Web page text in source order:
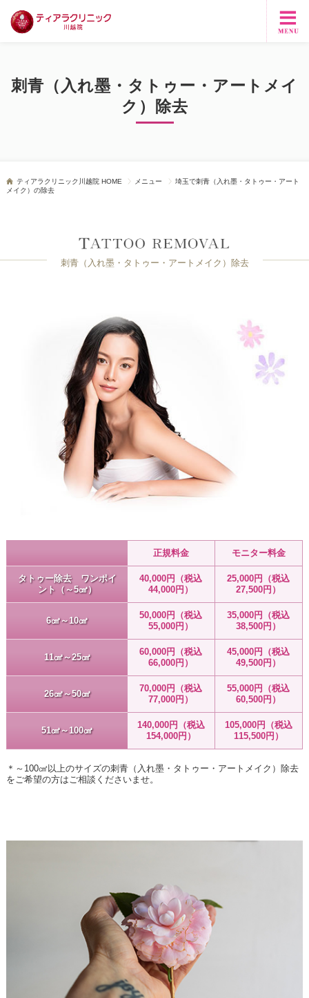
刺青（入れ墨・タトゥー・アートメイ
ク）除去
ティアラクリニック川越院 HOME メニュー
埼玉で刺青（入れ墨・タトゥー・アート
メイク）の除去
刺青（入れ墨・タトゥー・アートメイク）除去
正規料金 モニター料金
タトゥー除去 ワンポイ
ント（～5㎠）
40,000円（税込
44,000円）
25,000円（税込
27,500円）
6㎠～10㎠
50,000円（税込
55,000円）
35,000円（税込
38,500円）
11㎠～25㎠
60,000円（税込
66,000円）
45,000円（税込
49,500円）
26㎠～50㎠
70,000円（税込
77,000円）
55,000円（税込
60,500円）
51㎠～100㎠
140,000円（税込
154,000円）
105,000円（税込
115,500円）
＊～100㎠以上のサイズの刺青（入れ墨・タトゥー・アートメイク）除去
をご希望の方はご相談くださいませ。